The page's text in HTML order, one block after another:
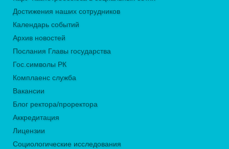
Достижения наших сотрудников
Календарь событий
Архив новостей
Послания Главы государства
Гос.символы РК
Комплаенс служба
Вакансии
Блог ректора/проректора
Аккредитация
Лицензии
Социологические исследования